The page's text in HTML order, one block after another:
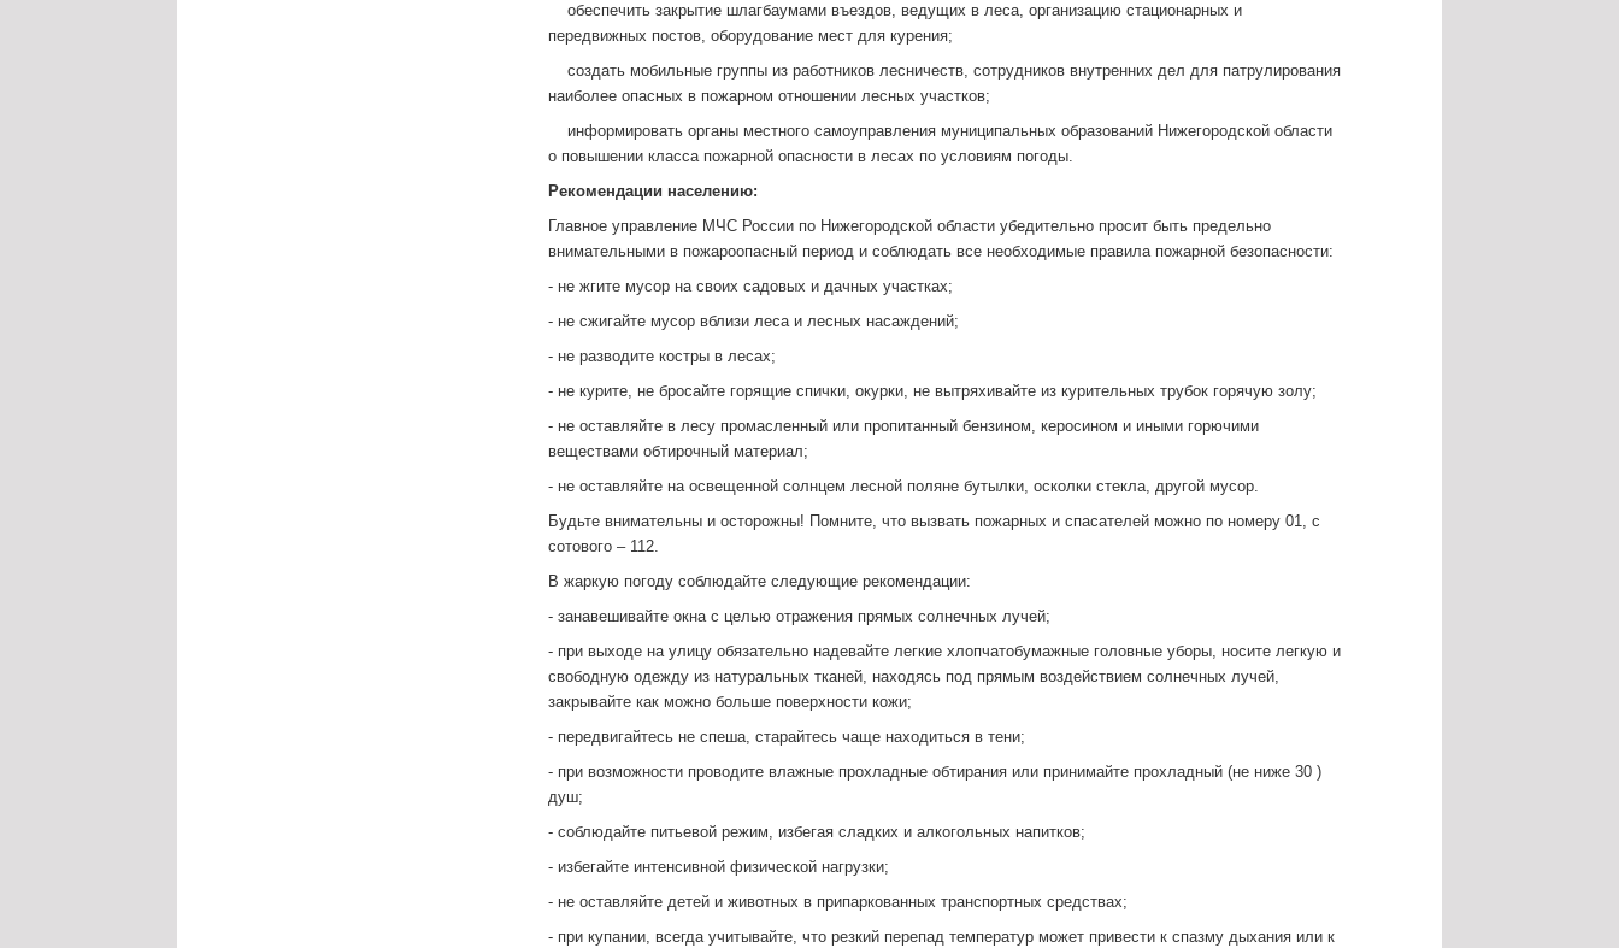
­ обеспечить закрытие шлагбаумами въездов, ведущих в леса, организацию стационарных и
передвижных постов, оборудование мест для курения;
­ создать мобильные группы из работников лесничеств, сотрудников внутренних дел для патрулирования
наиболее опасных в пожарном отношении лесных участков;
­ информировать органы местного самоуправления муниципальных образований Нижегородской области
о повышении класса пожарной опасности в лесах по условиям погоды.
Рекомендации населению:
Главное управление МЧС России по Нижегородской области убедительно просит быть предельно
внимательными в пожароопасный период и соблюдать все необходимые правила пожарной безопасности:
- не жгите мусор на своих садовых и дачных участках;
- не сжигайте мусор вблизи леса и лесных насаждений;
- не разводите костры в лесах;
- не курите, не бросайте горящие спички, окурки, не вытряхивайте из курительных трубок горячую золу;
- не оставляйте в лесу промасленный или пропитанный бензином, керосином и иными горючими
веществами обтирочный материал;
- не оставляйте на освещенной солнцем лесной поляне бутылки, осколки стекла, другой мусор.
Будьте внимательны и осторожны! Помните, что вызвать пожарных и спасателей можно по номеру 01, с
сотового – 112.
В жаркую погоду соблюдайте следующие рекомендации:
- занавешивайте окна с целью отражения прямых солнечных лучей;
- при выходе на улицу обязательно надевайте легкие хлопчатобумажные головные уборы, носите легкую и
свободную одежду из натуральных тканей, находясь под прямым воздействием солнечных лучей,
закрывайте как можно больше поверхности кожи;
- передвигайтесь не спеша, старайтесь чаще находиться в тени;
- при возможности проводите влажные прохладные обтирания или принимайте прохладный (не ниже 30 )
душ;
- соблюдайте питьевой режим, избегая сладких и алкогольных напитков;
- избегайте интенсивной физической нагрузки;
- не оставляйте детей и животных в припаркованных транспортных средствах;
- при купании, всегда учитывайте, что резкий перепад температур может привести к спазму дыхания или к